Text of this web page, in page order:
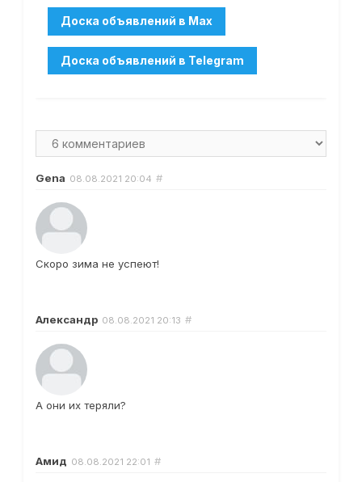
Gena 08.08.2021 20:04 #
Скоро зима не успеют!
Александр 08.08.2021 20:13 #
А они их теряли?
Амид 08.08.2021 22:01 #